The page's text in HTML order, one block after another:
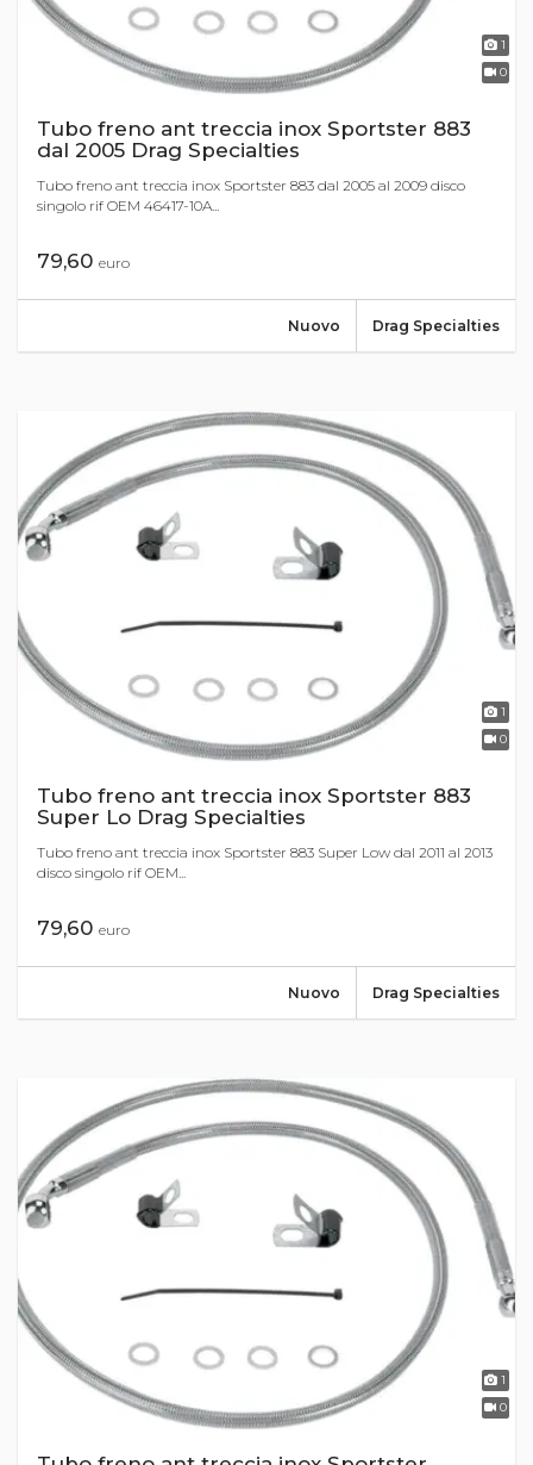
1
0
Tubo freno ant treccia inox Sportster 883
dal 2005 Drag Specialties
Tubo freno ant treccia inox Sportster 883 dal 2005 al 2009 disco
singolo rif OEM 46417-10A...
79,60 euro
Drag Specialties
Nuovo
1
0
Tubo freno ant treccia inox Sportster 883
Super Lo Drag Specialties
Tubo freno ant treccia inox Sportster 883 Super Low dal 2011 al 2013
disco singolo rif OEM...
79,60 euro
Drag Specialties
Nuovo
1
0